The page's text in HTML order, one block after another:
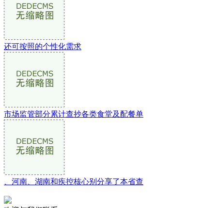
还可按照的个性化需求
市场监管部分累计查抄各类食堂及配餐单
、河南、湖南和疾控核心别分享了本省查